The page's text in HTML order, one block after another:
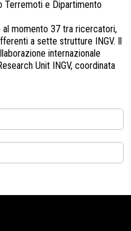
Terremoti e Dipartimento
momento 37 tra ricercatori,
a sette strutture INGV. Il
internazionale
Unit INGV, coordinata